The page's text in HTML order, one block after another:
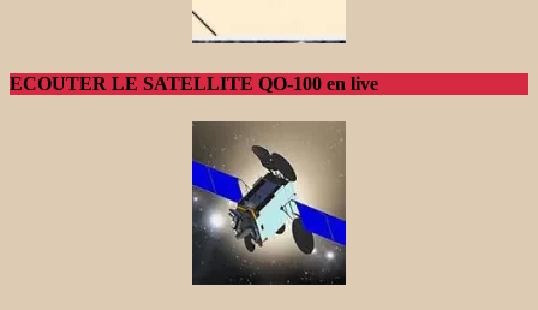
ECOUTER LE SATELLITE QO-100 en live